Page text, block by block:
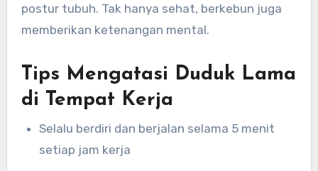
postur tubuh. Tak hanya sehat, berkebun juga
memberikan ketenangan mental.
Tips Mengatasi Duduk Lama
di Tempat Kerja
Selalu berdiri dan berjalan selama 5 menit
setiap jam kerja